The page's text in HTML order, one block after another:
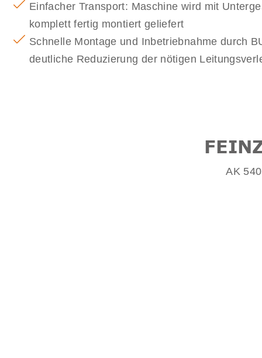
Einfacher Transport: Maschine wird mit
komplett fertig montiert geliefert
Schnelle Montage und Inbetriebnahme durch
deutliche Reduzierung der nötigen
AK